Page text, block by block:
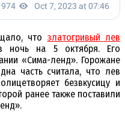
что златогривый лев
ночь на 5 октября. Его
«Сима-ленд». Горожане
часть считала, что лев
безвкусицу и
ранее также поставили